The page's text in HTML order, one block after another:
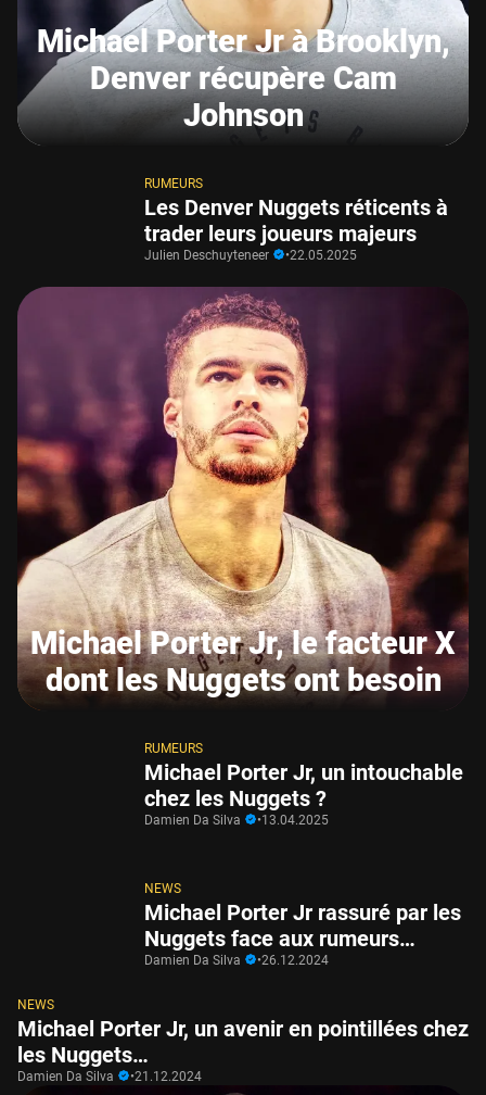
Michael Porter Jr à Brooklyn,
Denver récupère Cam
Johnson
RUMEURS
Les Denver Nuggets réticents à
trader leurs joueurs majeurs
Julien Deschuyteneer •22.05.2025
Michael Porter Jr, le facteur X
dont les Nuggets ont besoin
RUMEURS
Michael Porter Jr, un intouchable
chez les Nuggets ?
Damien Da Silva •13.04.2025
NEWS
Michael Porter Jr rassuré par les
Nuggets face aux rumeurs…
Damien Da Silva •26.12.2024
NEWS
Michael Porter Jr, un avenir en pointillées chez
les Nuggets…
Damien Da Silva •21.12.2024